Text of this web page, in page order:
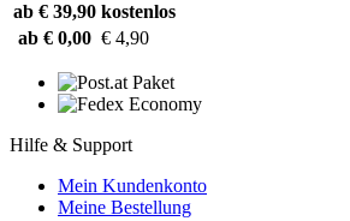
ab € 39,90 kostenlos
ab € 0,00 € 4,90
Hilfe & Support
Mein Kundenkonto
Meine Bestellung